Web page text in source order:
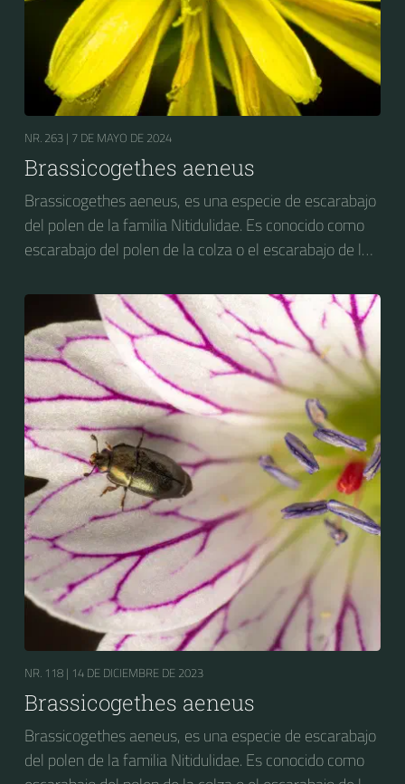
NR. 263 | 7 DE MAYO DE 2024
Brassicogethes aeneus
Brassicogethes aeneus, es una especie de escarabajo
del polen de la familia Nitidulidae. Es conocido como
escarabajo del polen de la colza o el escarabajo de la
Meligethes aeneus.
NR. 118 | 14 DE DICIEMBRE DE 2023
Brassicogethes aeneus
Brassicogethes aeneus, es una especie de escarabajo
del polen de la familia Nitidulidae. Es conocido como